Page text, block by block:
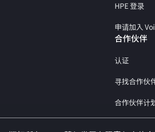
HPE 登录
申请加入
合作伙伴
认证
寻找合作伙
合作伙伴计